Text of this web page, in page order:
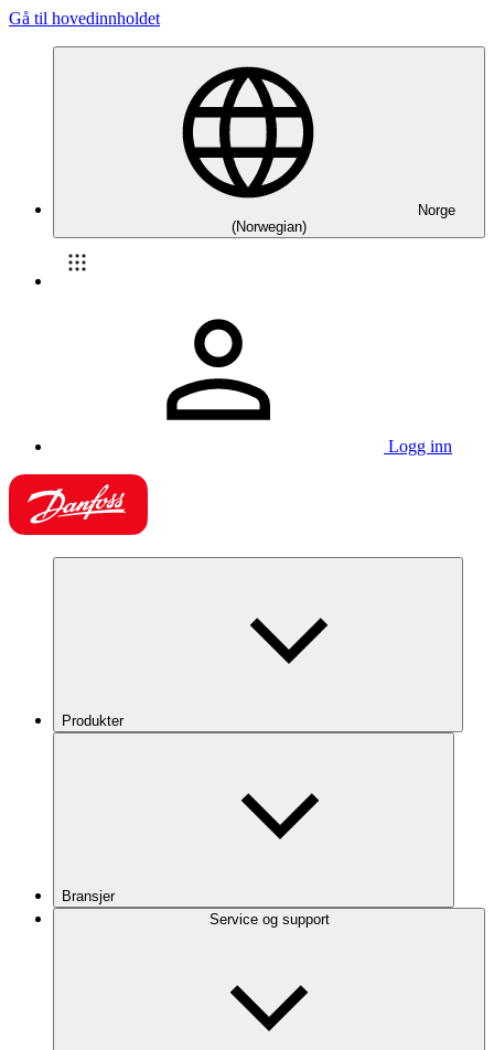
Gå til hovedinnholdet
Norge
(Norwegian)
Logg inn
Produkter
Bransjer
Service og support